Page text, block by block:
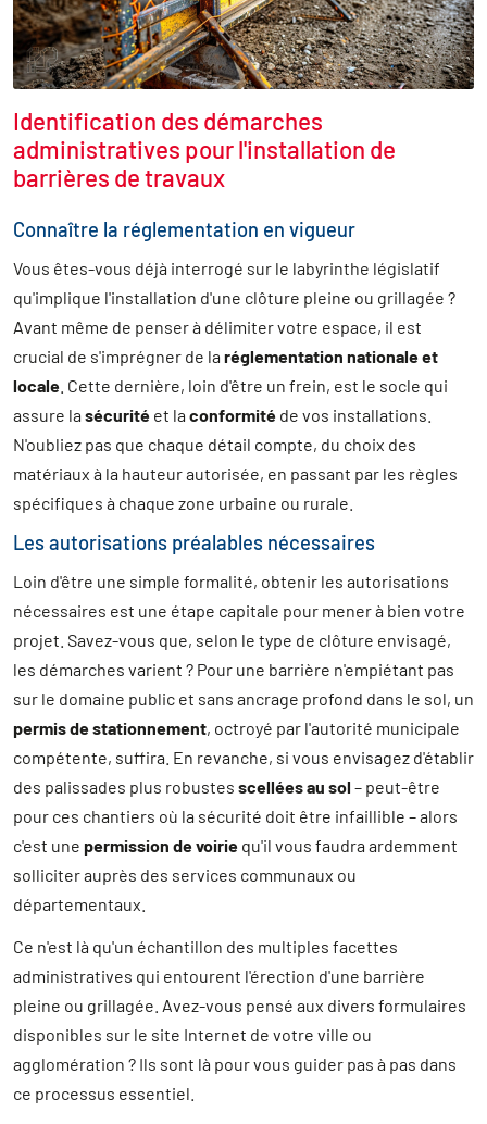
Identification des démarches
administratives pour l'installation de
barrières de travaux
Connaître la réglementation en vigueur
Vous êtes-vous déjà interrogé sur le labyrinthe législatif
qu'implique l'installation d'une clôture pleine ou grillagée ?
Avant même de penser à délimiter votre espace, il est
crucial de s'imprégner de la réglementation nationale et
locale . Cette dernière, loin d'être un frein, est le socle qui
assure la sécurité et la conformité de vos installations.
N'oubliez pas que chaque détail compte, du choix des
matériaux à la hauteur autorisée, en passant par les règles
spécifiques à chaque zone urbaine ou rurale.
Les autorisations préalables nécessaires
Loin d'être une simple formalité, obtenir les autorisations
nécessaires est une étape capitale pour mener à bien votre
projet. Savez-vous que, selon le type de clôture envisagé,
les démarches varient ? Pour une barrière n'empiétant pas
sur le domaine public et sans ancrage profond dans le sol, un
permis de stationnement, octroyé par l'autorité municipale
compétente, suffira. En revanche, si vous envisagez d'établir
des palissades plus robustes scellées au sol – peut-être
pour ces chantiers où la sécurité doit être infaillible – alors
c'est une permission de voirie qu'il vous faudra ardemment
solliciter auprès des services communaux ou
départementaux.
Ce n'est là qu'un échantillon des multiples facettes
administratives qui entourent l'érection d'une barrière
pleine ou grillagée. Avez-vous pensé aux divers formulaires
disponibles sur le site Internet de votre ville ou
agglomération ? Ils sont là pour vous guider pas à pas dans
ce processus essentiel.